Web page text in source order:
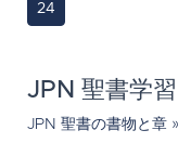
24
JPN 聖書学
JPN 聖書の書物と章 »